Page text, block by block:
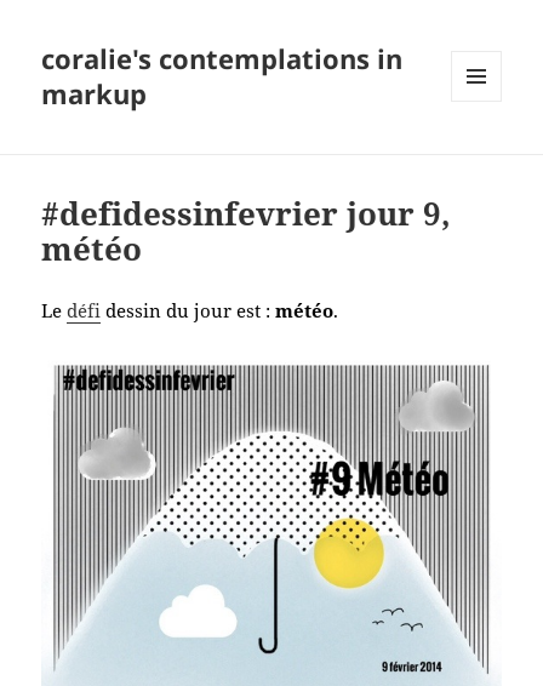
coralie's contemplations in
markup
#defidessinfevrier jour 9,
météo
Ledéfi dessin du jour est :météo.